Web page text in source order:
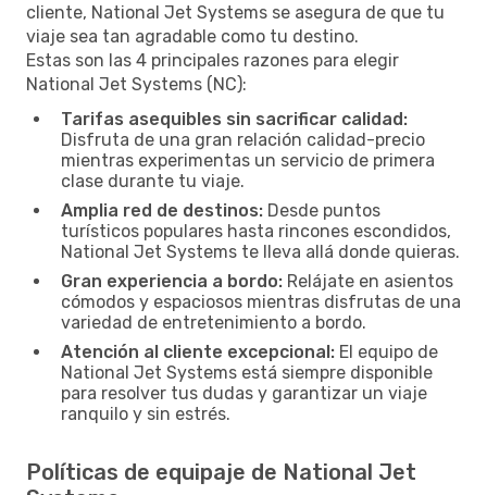
cliente, National Jet Systems se asegura de que tu
viaje sea tan agradable como tu destino.
Estas son las 4 principales razones para elegir
National Jet Systems (NC):
Tarifas asequibles sin sacrificar calidad:
Disfruta de una gran relación calidad-precio
mientras experimentas un servicio de primera
clase durante tu viaje.
Amplia red de destinos: Desde puntos
turísticos populares hasta rincones escondidos,
National Jet Systems te lleva allá donde quieras.
Gran experiencia a bordo: Relájate en asientos
cómodos y espaciosos mientras disfrutas de una
variedad de entretenimiento a bordo.
Atención al cliente excepcional: El equipo de
National Jet Systems está siempre disponible
para resolver tus dudas y garantizar un viaje
ranquilo y sin estrés.
Políticas de equipaje de National Jet